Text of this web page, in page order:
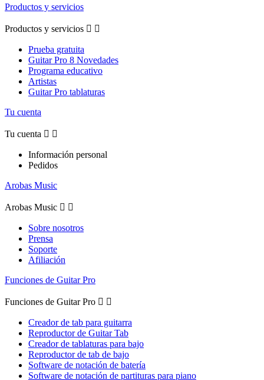
Productos y servicios
Productos y servicios  
Prueba gratuita
Guitar Pro 8 Novedades
Programa educativo
Artistas
Guitar Pro tablaturas
Tu cuenta
Tu cuenta  
Información personal
Pedidos
Arobas Music
Arobas Music  
Sobre nosotros
Prensa
Soporte
Afiliación
Funciones de Guitar Pro
Funciones de Guitar Pro  
Creador de tab para guitarra
Reproductor de Guitar Tab
Creador de tablaturas para bajo
Reproductor de tab de bajo
Software de notación de batería
Software de notación de partituras para piano